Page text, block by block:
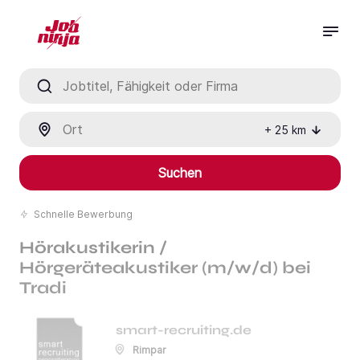
+ 25 km
Suchen
Schnelle Bewerbung
Hörakustikerin /
Hörgeräteakustiker (m/w/d) bei
Tradi
smart-recruiting.de
Rimpar